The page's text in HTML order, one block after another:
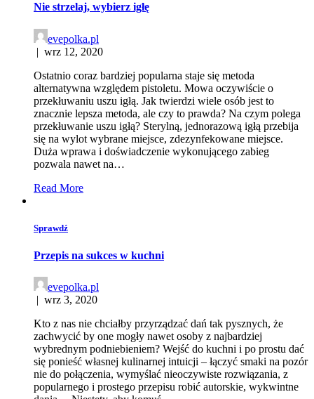
Nie strzelaj, wybierz igłę
evepolka.pl
| wrz 12, 2020
Ostatnio coraz bardziej popularna staje się metoda
alternatywna względem pistoletu. Mowa oczywiście o
przekłuwaniu uszu igłą. Jak twierdzi wiele osób jest to
znacznie lepsza metoda, ale czy to prawda? Na czym polega
przekłuwanie uszu igłą? Sterylną, jednorazową igłą przebija
się na wylot wybrane miejsce, zdezynfekowane miejsce.
Duża wprawa i doświadczenie wykonującego zabieg
pozwala nawet na…
Read More
Sprawdź
Przepis na sukces w kuchni
evepolka.pl
| wrz 3, 2020
Kto z nas nie chciałby przyrządzać dań tak pysznych, że
zachwycić by one mogły nawet osoby z najbardziej
wybrednym podniebieniem? Wejść do kuchni i po prostu dać
się ponieść własnej kulinarnej intuicji – łączyć smaki na pozór
nie do połączenia, wymyślać nieoczywiste rozwiązania, z
popularnego i prostego przepisu robić autorskie, wykwintne